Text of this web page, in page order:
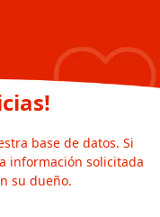
base de datos. Si
información solicitada
su dueño.